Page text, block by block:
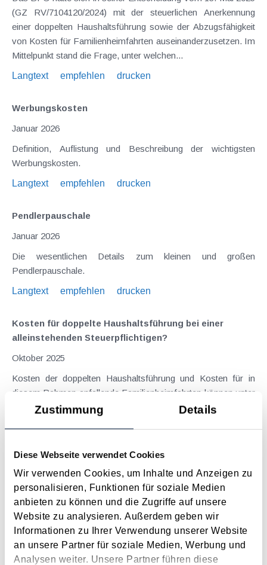
Zustimmung Details
Diese Webseite verwendet Cookies
Wir verwenden Cookies, um Inhalte und Anzeigen zu
personalisieren, Funktionen für soziale Medien
anbieten zu können und die Zugriffe auf unsere
Website zu analysieren. Außerdem geben wir
Informationen zu Ihrer Verwendung unserer Website
an unsere Partner für soziale Medien, Werbung und
Analysen weiter. Unsere Partner führen diese
(GZ RV/7104120/2024) mit der steuerlichen Anerkennung
einer doppelten Haushaltsführung sowie der Abzugsfähigkeit
von Kosten für Familienheimfahrten auseinanderzusetzen. Im
Mittelpunkt stand die Frage, unter welchen...
Langtext
empfehlen drucken
Werbungskosten
Januar 2026
Definition, Auflistung und Beschreibung der wichtigsten
Werbungskosten.
Langtext
empfehlen drucken
Pendlerpauschale
Januar 2026
Die wesentlichen Details zum kleinen und großen
Pendlerpauschale.
Langtext
empfehlen drucken
Kosten für doppelte Haushaltsführung bei einer
alleinstehenden Steuerpflichtigen?
Oktober 2025
Kosten der doppelten Haushaltsführung und Kosten für in
diesem Rahmen anfallende Familienheimfahrten können unter
bestimmten Voraussetzungen als Werbungskosten geltend
Langtext
empfehlen drucken
Doppelte Haushaltsführung bei Verlegung des
Wohnsitzes zum (Ehe-)Partner?
Oktober 2024
Der VwGH (GZ Ra 2023/15/0087 vom 29.5.2024) hatte sich
mit der Konstellation auseinanderzusetzen, in welcher eine